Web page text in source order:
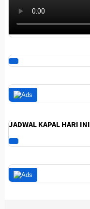
JADWAL KAPAL HARI INI